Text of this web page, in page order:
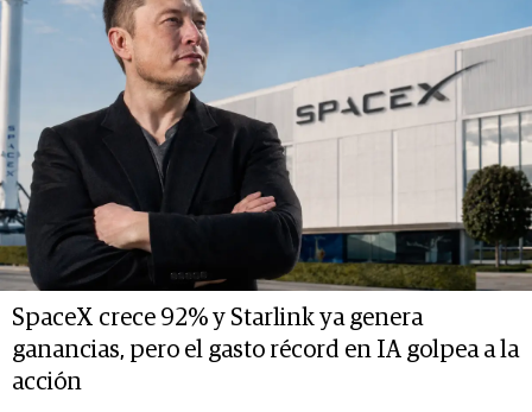
SpaceX crece 92% y Starlink ya genera
ganancias, pero el gasto récord en IA golpea a la
acción